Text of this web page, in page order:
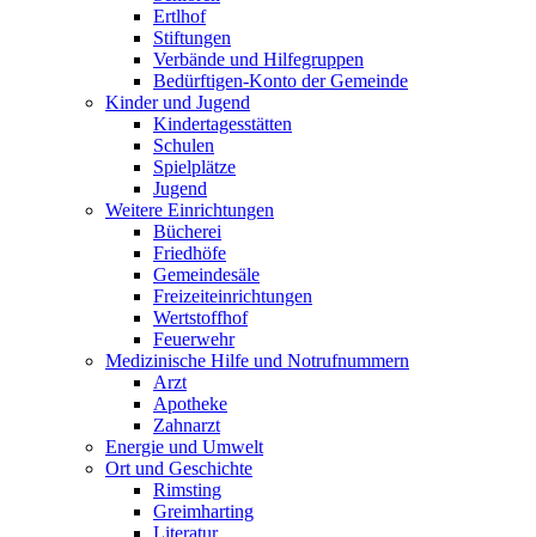
Ertlhof
Stiftungen
Verbände und Hilfegruppen
Bedürftigen-Konto der Gemeinde
Kinder und Jugend
Kindertagesstätten
Schulen
Spielplätze
Jugend
Weitere Einrichtungen
Bücherei
Friedhöfe
Gemeindesäle
Freizeiteinrichtungen
Wertstoffhof
Feuerwehr
Medizinische Hilfe und Notrufnummern
Arzt
Apotheke
Zahnarzt
Energie und Umwelt
Ort und Geschichte
Rimsting
Greimharting
Literatur